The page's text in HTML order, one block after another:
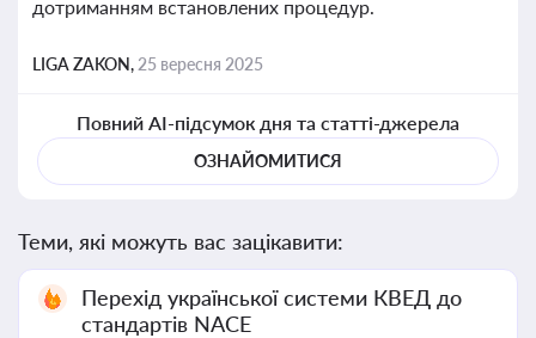
дотриманням встановлених процедур.
LIGA ZAKON, 25 вересня 2025
Повний AI-підсумок дня та статті-джерела
ОЗНАЙОМИТИСЯ
Теми, які можуть вас зацікавити:
Перехід української системи КВЕД до
стандартів NACE